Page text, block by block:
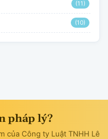
(11)
(10)
pháp lý?
của Công ty Luật TNHH Lê